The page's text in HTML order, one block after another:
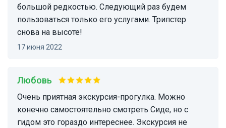
большой редкостью. Следующий раз будем
пользоваться только его услугами. Трипстер
снова на высоте!
17 июня 2022
Любовь
Очень приятная экскурсия-прогулка. Можно
конечно самостоятельно смотреть Сиде, но с
гидом это гораздо интереснее. Экскурсия не